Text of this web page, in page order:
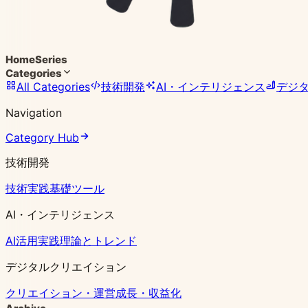
HomeSeries
Categories
All Categories 技術開発 AI・インテリジェンス
デジ
Navigation
Category Hub
技術開発
技術実践基礎ツール
AI・インテリジェンス
AI活用実践理論とトレンド
デジタルクリエイション
クリエイション・運営成長・収益化